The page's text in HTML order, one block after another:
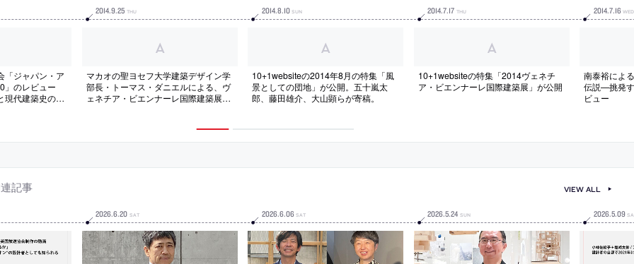
「ジャパン・ア
」のレビュー
現代建築史のゆ
2014.9.25 THU
マカオの聖ヨセフ大学建築デザイン学
部長・トーマス・ダニエルによる、ヴ
ェネチア・ビエンナーレ国際建築展日
2014.8.10 SUN
10+1websiteの2014年8月の特集「風
景としての団地」が公開。五十嵐太
郎、藤田雄介、大山顕らが寄稿。
2014.7.17 THU
10+1websiteの特集「2014ヴェネチ
ア・ビエンナーレ国際建築展」が公開
2014.7.16 WED
南泰裕によ
伝説—挑発
ビュー
記事
2026.6.20 SAT 2026.6.06 SAT 2026.5.24 SUN 2026.5.09
VIEW ALL